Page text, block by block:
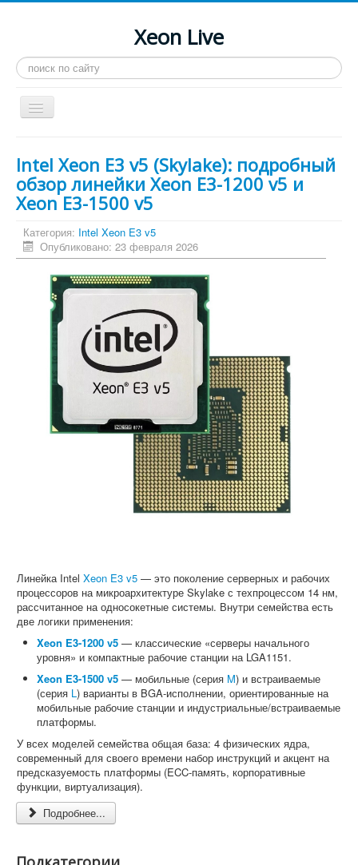
Xeon Live
Искать...
Toggle
Navigation
LGA 2011-3
LGA 2011
Процессоры
Инструкции
Рейтинги
Конференция
Системные программы
Софт
Intel Xeon E3 v5 (Skylake): подробный
обзор линейки Xeon E3-1200 v5 и
Xeon E3-1500 v5
Категория: Intel Xeon E3 v5
Опубликовано: 23 февраля 2026
Линейка Intel Xeon E3 v5 — это поколение серверных и рабочих
процессоров на микроархитектуре Skylake с техпроцессом 14 нм,
рассчитанное на односокетные системы. Внутри семейства есть
две логики применения:
Xeon E3-1200 v5 — классические «серверы начального
уровня» и компактные рабочие станции на LGA1151.
Xeon E3-1500 v5 — мобильные (серия M) и встраиваемые
(серия L) варианты в BGA-исполнении, ориентированные на
мобильные рабочие станции и индустриальные/встраиваемые
платформы.
У всех моделей семейства общая база: 4 физических ядра,
современный для своего времени набор инструкций и акцент на
предсказуемость платформы (ECC-память, корпоративные
функции, виртуализация).
Подробнее...